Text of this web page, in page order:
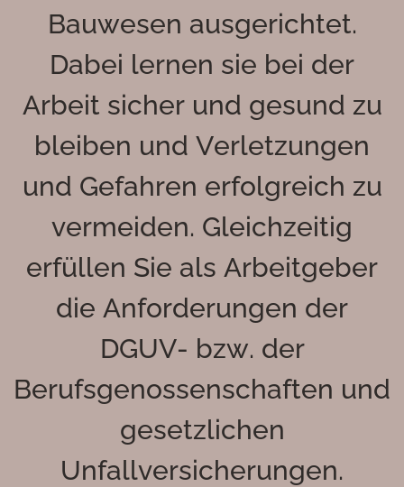
Bauwesen ausgerichtet.
Dabei lernen sie bei der
Arbeit sicher und gesund zu
bleiben und Verletzungen
und Gefahren erfolgreich zu
vermeiden. Gleichzeitig
erfüllen Sie als Arbeitgeber
die Anforderungen der
DGUV- bzw. der
Berufsgenossenschaften und
gesetzlichen
Unfallversicherungen.